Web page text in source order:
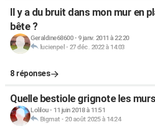
Il y a du bruit dans mon mur en
bête ?
Geraldine68600- 9 janv. 2011 à 22:20
lucienpel - 27 déc. 2022 à 14:03
8 réponses
Quelle bestiole grignote les
Lolilou- 11 juin 2018 à 11:51
Bigmat - 20 août 2025 à 14:24